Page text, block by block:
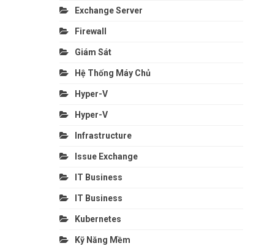
Exchange Server
Firewall
Giám Sát
Hệ Thống Máy Chủ
Hyper-V
Hyper-V
Infrastructure
Issue Exchange
IT Business
IT Business
Kubernetes
Kỹ Năng Mềm